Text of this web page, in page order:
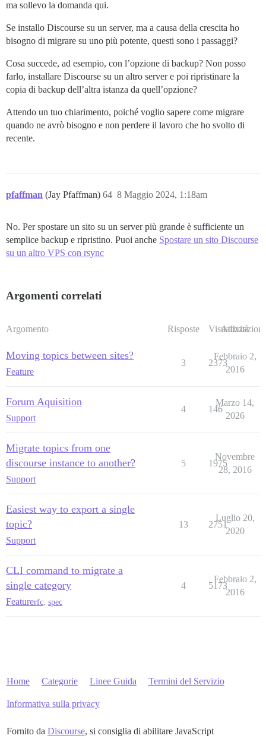
ma sollevo la domanda qui.
Se installo Discourse su un server, ma a causa della crescita ho
bisogno di migrare su uno più potente, questi sono i passaggi?
Cosa succede, ad esempio, con l’opzione di backup? Non posso
farlo, installare Discourse su un altro server e poi ripristinare la
copia di backup dell’altra istanza da quell’opzione?
Attendo un tuo chiarimento, poiché voglio sapere come migrare
quando ne avrò bisogno e non perdere il lavoro che ho svolto di
recente.
pfaffman (Jay Pfaffman) 8 Maggio 2024, 1:18am
64
No. Per spostare un sito su un server più grande è sufficiente un
semplice backup e ripristino. Puoi anche Spostare un sito Discourse
su un altro VPS con rsync
Argomenti correlati
Argomento Risposte Visualizzazioni
Attività
Moving topics between sites?
Feature
3 2373
Febbraio 2,
2016
Forum Aquisition
Support
4 146
Marzo 14,
2026
Migrate topics from one
discourse instance to another?
Support
5 1975
Novembre
28, 2016
Easiest way to export a single
topic?
Support
13 2751
Luglio 20,
2020
CLI command to migrate a
single category
Featurerfc spec
4 5173
Febbraio 2,
2016
Home Categorie Linee Guida Termini del Servizio
Informativa sulla privacy
Fornito da Discourse, si consiglia di abilitare JavaScript